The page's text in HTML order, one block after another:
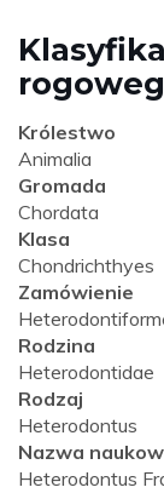
Królestwo
Animalia
Gromada
Chordata
Klasa
Chondrichthyes
Zamówienie
Rodzina
Heterodontidae
Rodzaj
Heterodontus
Nazwa
Heterodontus